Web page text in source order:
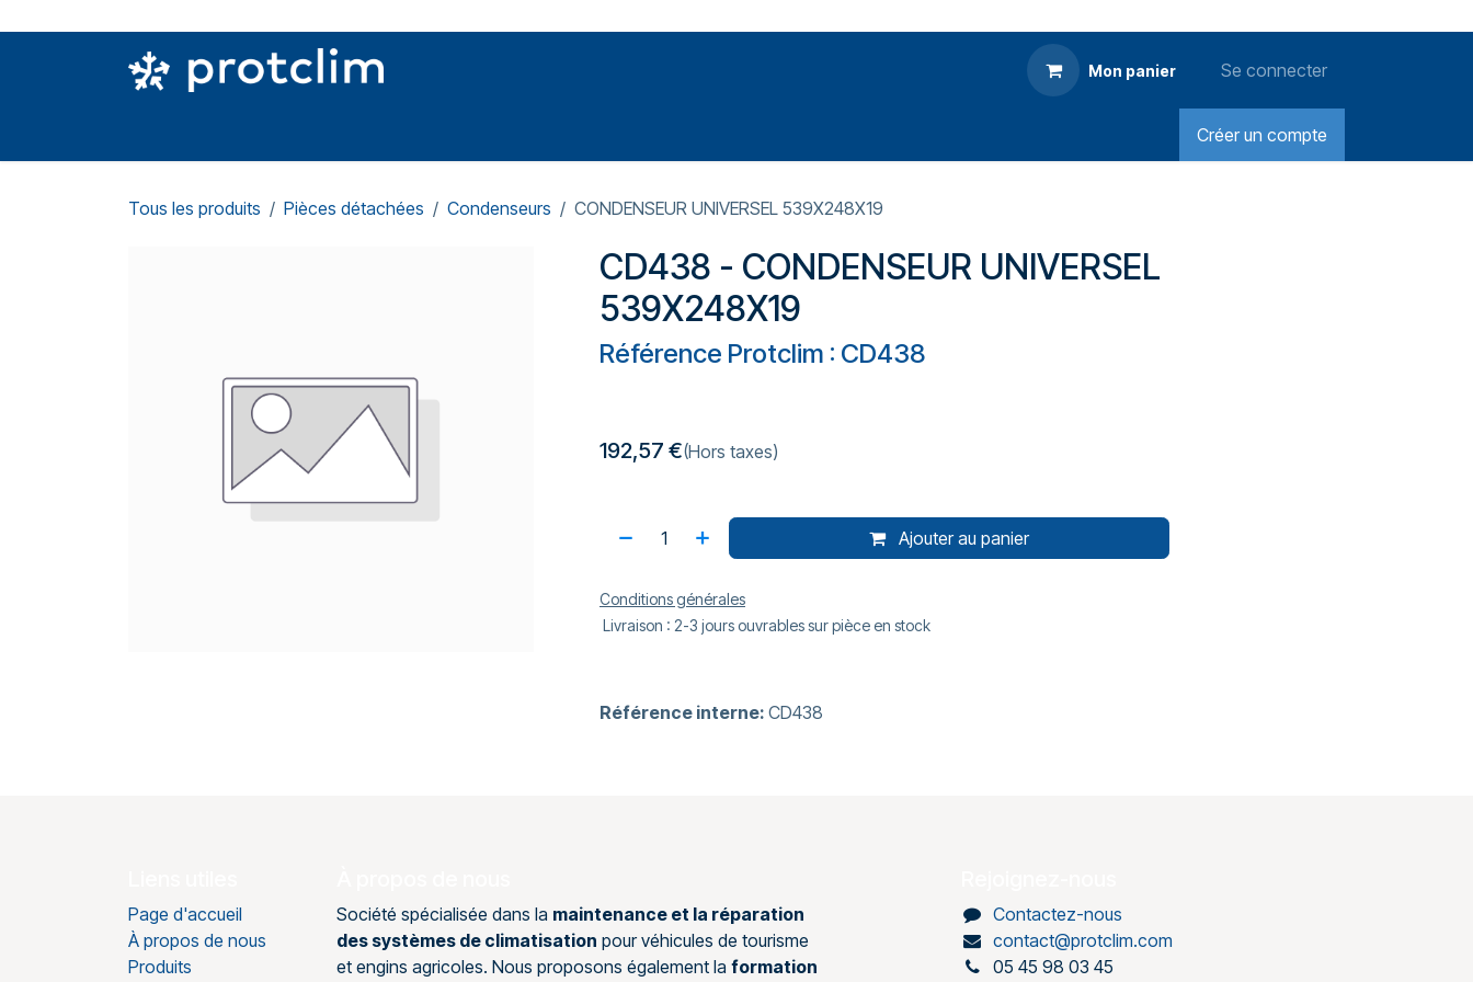
Mon panier Se connecter
Créer un compte
Tous les produits Pièces détachées Condenseurs CONDENSEUR UNIVERSEL 539X248X19
CD438 - CONDENSEUR UNIVERSEL
539X248X19
Référence Protclim : CD438
192,57 €(Hors taxes)
Ajouter au panier
Conditions générales
Livraison : 2-3 jours ouvrables sur pièce en stock
Référence interne: CD438
Page d'accueil
À propos de nous
Produits
Société spécialisée dans la maintenance et la réparation
des systèmes de climatisation pour véhicules de tourisme
et engins agricoles. Nous proposons également la formation
Contactez-nous
contact@protclim.com
05 45 98 03 45